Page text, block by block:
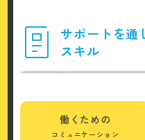
サポートを通
スキル
働くための
コミュニケーション